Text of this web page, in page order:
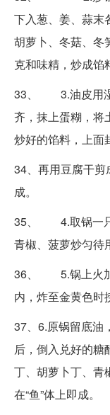
下入葱、姜、蒜末
胡萝卜、冬菇、冬
克和味精，炒成馅
33、 3.油皮用湿
齐，抹上蛋糊，将
炒好的馅料，上面
34、再用豆腐干剪
成。
35、 4.取锅一只
青椒、菠萝炒匀待
36、 5.锅上火加
内，炸至金黄色时
37、6.原锅留底油
后，倒入兑好的
丁、胡萝卜丁、青
在“鱼”体上即成。